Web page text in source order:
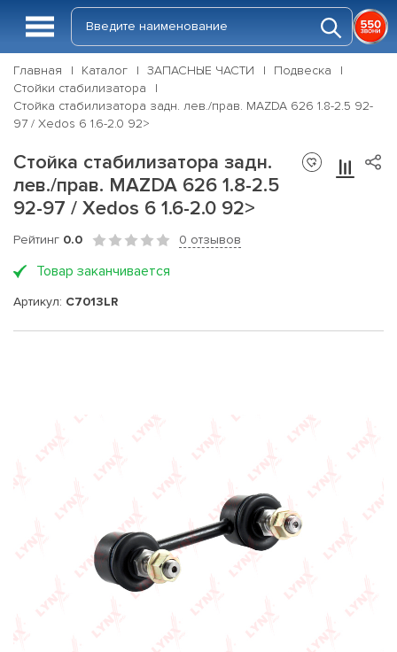
Главная Каталог ЗАПАСНЫЕ ЧАСТИ
Подвеска
Стойки стабилизатора
Стойка стабилизатора задн. лев./прав. MAZDA 626 1.8-2.5 92-
97 / Xedos 6 1.6-2.0 92>
Стойка стабилизатора задн.
лев./прав. MAZDA 626 1.8-2.5
92-97 / Xedos 6 1.6-2.0 92>
Рейтинг 0.0 0 отзывов
Товар заканчивается
Артикул: C7013LR